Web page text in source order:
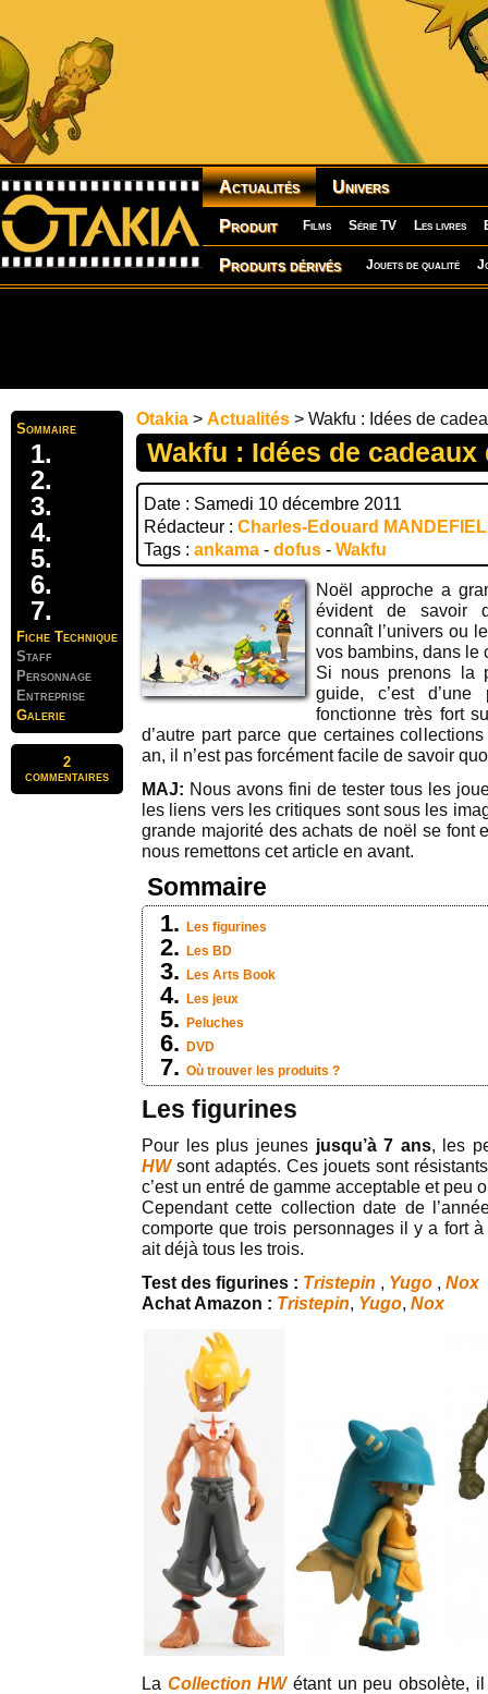
Actualités Univers
Produit Films Série TV Les livres
Produits dérivés Jouets de qualité
Sommaire
Fiche Technique
Staff
Personnage
Entreprise
Galerie
2
commentaires
Otakia > Actualités > Wakfu : Idées de
Wakfu : Idées de cadeaux
Date : Samedi 10 décembre 2011
Rédacteur : Charles-Edouard
Tags : ankama - dofus - Wakfu
Noël approche a
évident de savoir
connaît l’univers ou
vos bambins, dans le
Si nous prenons la
guide, c’est
fonctionne très fort
d’autre part parce que certaines
an, il n’est pas forcément facile de savoir
MAJ: Nous avons fini de tester tous les
les liens vers les critiques sont sous les
grande majorité des achats de noël se font
nous remettons cet article en avant.
Sommaire
Les figurines
Les BD
Les Arts Book
Les jeux
Peluches
DVD
Où trouver les produits ?
Les figurines
Pour les plus jeunesjusqu’à 7 ans, les
HW sont adaptés. Ces jouets sont
c’est un entré de gamme acceptable et peu
Cependant cette collection date de
comporte que trois personnages il y a fort
ait déjà tous les trois.
Test des figurines : Tristepin , Yugo , Nox
Achat Amazon : Tristepin, Yugo, Nox
La Collection HWétant un peu obsolète, il